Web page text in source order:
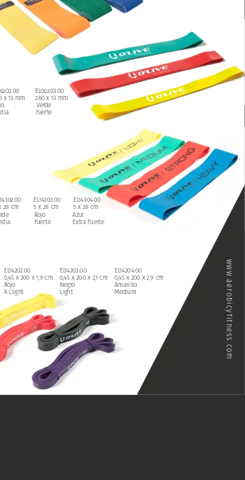
EL14303.00
EL14304.00
28 cm 5 x 28 cm 5 x 28 cm
Rojo Azul
Fuerte Extra Fuerte
EL06203.00
x 13 mm 280 x 13 mm
Verde
Fuerte
www.aerobicyfitness.com
EL14202.00
0,45 x 200 x 1,9 cm
Rojo
X-Llight
EL14203.00
0,45 x 200 x 2,1 cm
Negro
Light
EL14204.00
0,45 x 200 x 2,9 cm
Amarillo
Medium